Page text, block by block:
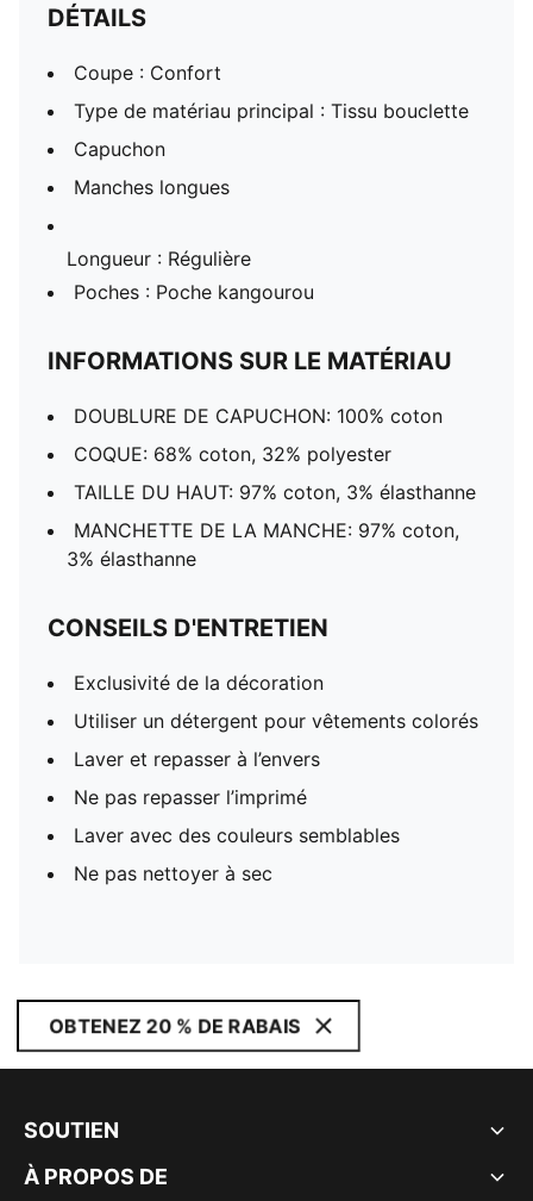
DÉTAILS
Coupe : Confort
Type de matériau principal : Tissu bouclette
Capuchon
Manches longues
Longueur : Régulière
Poches : Poche kangourou
INFORMATIONS SUR LE MATÉRIAU
DOUBLURE DE CAPUCHON: 100% coton
COQUE: 68% coton, 32% polyester
TAILLE DU HAUT: 97% coton, 3% élasthanne
MANCHETTE DE LA MANCHE: 97% coton,
3% élasthanne
CONSEILS D'ENTRETIEN
Exclusivité de la décoration
Utiliser un détergent pour vêtements colorés
Laver et repasser à l’envers
Ne pas repasser l’imprimé
Laver avec des couleurs semblables
Ne pas nettoyer à sec
OBTENEZ 20 % DE RABAIS
SOUTIEN
À PROPOS DE